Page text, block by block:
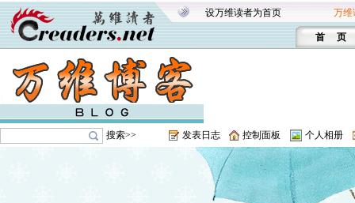
设万维读者为首页 万维
首 页
搜索>> 发表日志 控制面板 个人相册